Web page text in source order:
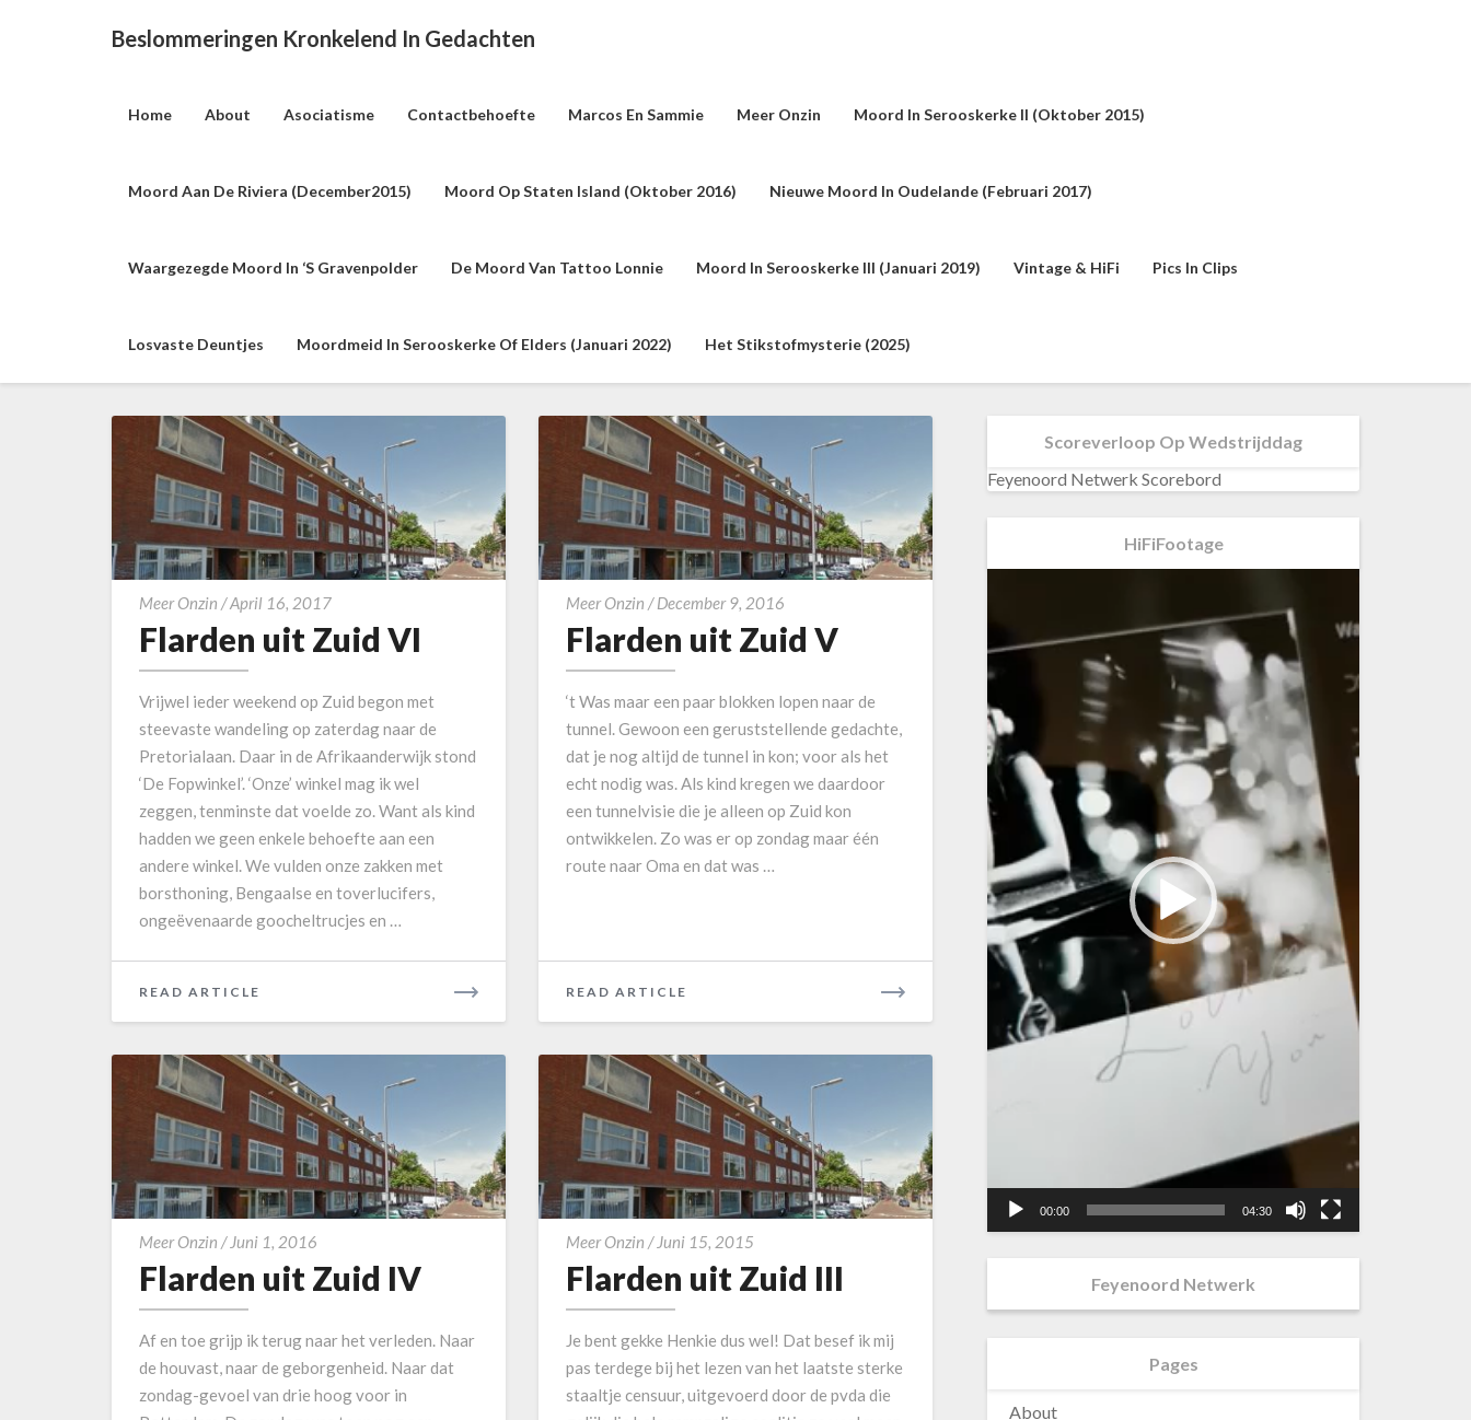
Beslommeringen Kronkelend In Gedachten
Home About Asociatisme Contactbehoefte Marcos En Sammie Meer Onzin Moord In Serooskerke II (oktober 2015)
Moord Aan De Riviera (december2015) Moord Op Staten Island (oktober 2016) Nieuwe Moord In Oudelande (februari 2017)
Waargezegde Moord In ‘s Gravenpolder De Moord Van Tattoo Lonnie Moord In Serooskerke III (januari 2019) Vintage & HiFi Pics In Clips
Losvaste Deuntjes Moordmeid In Serooskerke Of Elders (januari 2022) Het Stikstofmysterie (2025)
Meer Onzin /April 16, 2017
l
a
d
e
n
u
i
t
Z
u
i
d
Flarden uit Zuid VI
Vrijwel ieder weekend op Zuid begon met
steevaste wandeling op zaterdag naar de
Pretorialaan. Daar in de Afrikaanderwijk stond
‘De Fopwinkel’. ‘Onze’ winkel mag ik wel
zeggen, tenminste dat voelde zo. Want als kind
hadden we geen enkele behoefte aan een
andere winkel. We vulden onze zakken met
borsthoning, Bengaalse en toverlucifers,
ongeëvenaarde goocheltrucjes en …
READ ARTICLE
E
D
M
O
R
E
Meer Onzin /December 9, 2016
l
a
d
e
n
u
t
d
Flarden uit Zuid V
‘t Was maar een paar blokken lopen naar de
tunnel. Gewoon een geruststellende gedachte,
dat je nog altijd de tunnel in kon; voor als het
echt nodig was. Als kind kregen we daardoor
een tunnelvisie die je alleen op Zuid kon
ontwikkelen. Zo was er op zondag maar één
route naar Oma en dat was …
READ ARTICLE
E
D
M
O
R
E
Meer Onzin / Juni 1, 2016
l
a
d
e
n
Flarden uit Zuid IV
Af en toe grijp ik terug naar het verleden. Naar
de houvast, naar de geborgenheid. Naar dat
zondag-gevoel van drie hoog voor in
Meer Onzin / Juni 15, 2015
l
a
d
e
n
Flarden uit Zuid III
Je bent gekke Henkie dus wel! Dat besef ik mij
pas terdege bij het lezen van het laatste sterke
staaltje censuur, uitgevoerd door de pvda die
Scoreverloop Op Wedstrijddag
Feyenoord Netwerk Scorebord
HiFiFootage
00:00 04:30
Feyenoord Netwerk
Pages
About